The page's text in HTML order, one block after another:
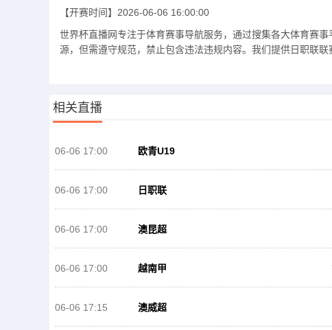
【开赛时间】 2026-06-06 16:00:00
世界杯直播网专注于体育赛事导航服务，通过搜集各大体育赛
源，但需遵守规范，禁止包含违法违规内容。我们提供日职联
相关直播
06-06 17:00 欧青U19
06-06 17:00 日职联
06-06 17:00 澳昆超
06-06 17:00 越南甲
06-06 17:15 澳威超